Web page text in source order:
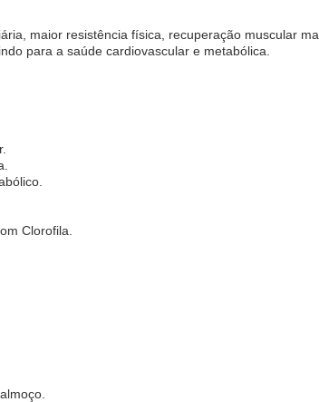
maior resistência física, recuperação muscular
para a saúde cardiovascular e metabólica.
Clorofila.